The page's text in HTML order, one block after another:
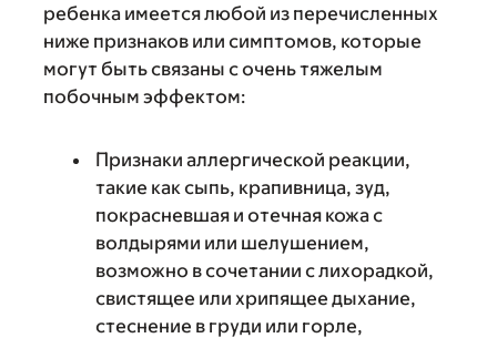
ребенка имеется любой из перечисленных
ниже признаков или симптомов, которые
могут быть связаны с очень тяжелым
побочным эффектом:
Признаки аллергической реакции,
такие как сыпь, крапивница, зуд,
покрасневшая и отечная кожа с
волдырями или шелушением,
возможно в сочетании с лихорадкой,
свистящее или хрипящее дыхание,
стеснение в груди или горле,